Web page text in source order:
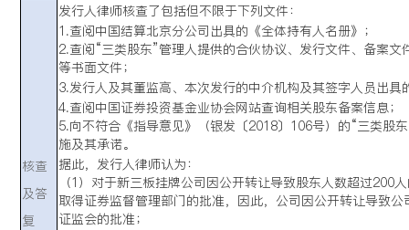
核查
及答
复
发行人律师核查了包括但不限于下列文件：
1.查阅中国结算北京分公司出具的《全体持有人名册》；
2.查阅“三类股东”管理人提供的合伙协议、发行文件、备案
等书面文件；
3.发行人及其董监高、本次发行的中介机构及其签字人员出具
4.查阅中国证券投资基金业协会网站查询相关股东备案信息；
5.向不符合《指导意见》（银发〔2018〕106号）的“三类股
施及其承诺。
据此，发行人律师认为：
（1）对于新三板挂牌公司因公开转让导致股东人数超过200
取得证券监督管理部门的批准，因此，公司因公开转让导致
证监会的批准；